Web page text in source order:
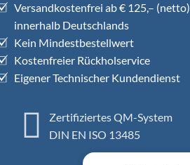
Versandkostenfrei ab € 125,– (netto)
innerhalb Deutschlands
Kein Mindestbestellwert
Kostenfreier Rückholservice
Eigener Technischer Kundendienst
Zertifiziertes QM-System
DIN EN ISO 13485